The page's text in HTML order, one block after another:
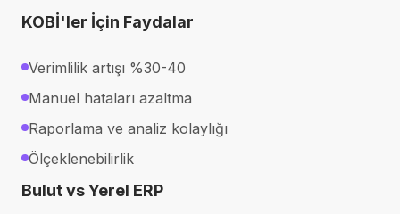
KOBİ'ler İçin Faydalar
Verimlilik artışı %30-40
Manuel hataları azaltma
Raporlama ve analiz kolaylığı
Ölçeklenebilirlik
Bulut vs Yerel ERP